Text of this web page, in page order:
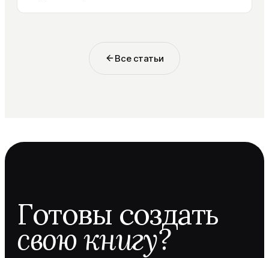
Все статьи
Готовы создать
свою книгу?